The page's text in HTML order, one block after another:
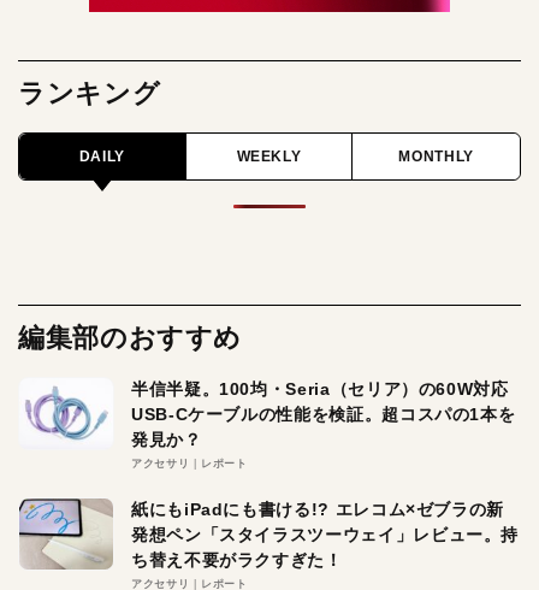
ランキング
DAILY WEEKLY MONTHLY
編集部のおすすめ
半信半疑。100均・Seria（セリア）の60W対応
USB-Cケーブルの性能を検証。超コスパの1本を
発見か？
アクセサリ レポート
紙にもiPadにも書ける!? エレコム×ゼブラの新
発想ペン「スタイラスツーウェイ」レビュー。持
ち替え不要がラクすぎた！
アクセサリ レポート